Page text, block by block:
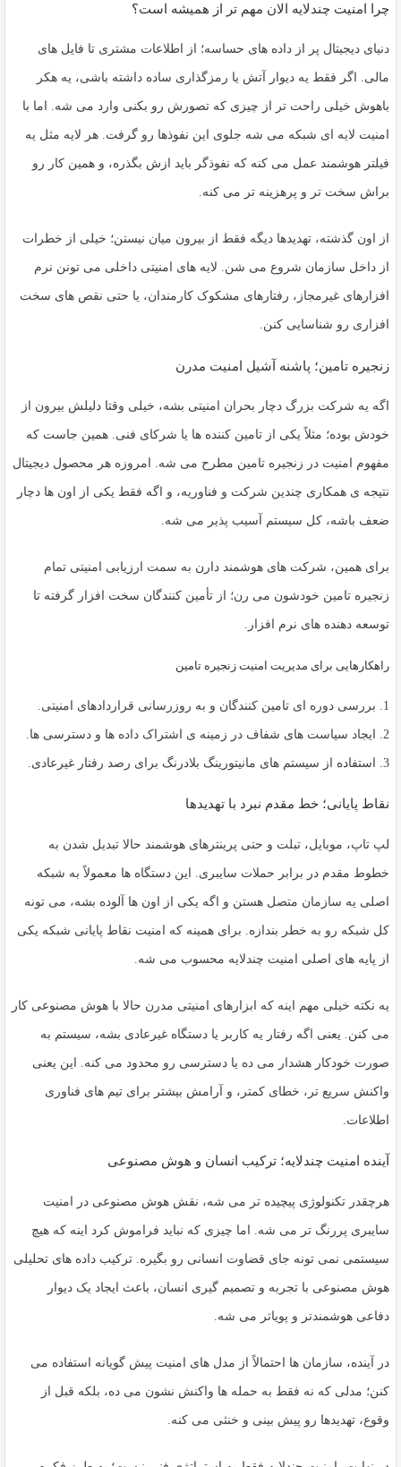
چرا امنیت چندلایه الان مهم تر از همیشه است؟
دنیای دیجیتال پر از داده های حساسه؛ از اطلاعات مشتری تا فایل های
مالی. اگر فقط یه دیوار آتش یا رمزگذاری ساده داشته باشی، یه هکر
باهوش خیلی راحت تر از چیزی که تصورش رو بکنی وارد می شه. اما با
امنیت لایه ای شبکه می شه جلوی این نفوذها رو گرفت. هر لایه مثل یه
فیلتر هوشمند عمل می کنه که نفوذگر باید ازش بگذره، و همین کار رو
براش سخت تر و پرهزینه تر می کنه.
از اون گذشته، تهدیدها دیگه فقط از بیرون میان نیستن؛ خیلی از خطرات
از داخل سازمان شروع می شن. لایه های امنیتی داخلی می تونن نرم
افزارهای غیرمجاز، رفتارهای مشکوک کارمندان، یا حتی نقص های سخت
افزاری رو شناسایی کنن.
زنجیره تامین؛ پاشنه آشیل امنیت مدرن
اگه یه شرکت بزرگ دچار بحران امنیتی بشه، خیلی وقتا دلیلش بیرون از
خودش بوده؛ مثلاً یکی از تامین کننده ها یا شرکای فنی. همین جاست که
مفهوم امنیت در زنجیره تامین مطرح می شه. امروزه هر محصول دیجیتال
نتیجه ی همکاری چندین شرکت و فناوریه، و اگه فقط یکی از اون ها دچار
ضعف باشه، کل سیستم آسیب پذیر می شه.
برای همین، شرکت های هوشمند دارن به سمت ارزیابی امنیتی تمام
زنجیره تامین خودشون می رن؛ از تأمین کنندگان سخت افزار گرفته تا
توسعه دهنده های نرم افزار.
راهکارهایی برای مدیریت امنیت زنجیره تامین
1. بررسی دوره ای تامین کنندگان و به روزرسانی قراردادهای امنیتی.
2. ایجاد سیاست های شفاف در زمینه ی اشتراک داده ها و دسترسی ها.
3. استفاده از سیستم های مانیتورینگ بلادرنگ برای رصد رفتار غیرعادی.
نقاط پایانی؛ خط مقدم نبرد با تهدیدها
لپ تاپ، موبایل، تبلت و حتی پرینترهای هوشمند حالا تبدیل شدن به
خطوط مقدم در برابر حملات سایبری. این دستگاه ها معمولاً به شبکه
اصلی یه سازمان متصل هستن و اگه یکی از اون ها آلوده بشه، می تونه
کل شبکه رو به خطر بندازه. برای همینه که امنیت نقاط پایانی شبکه یکی
از پایه های اصلی امنیت چندلایه محسوب می شه.
یه نکته خیلی مهم اینه که ابزارهای امنیتی مدرن حالا با هوش مصنوعی کار
می کنن. یعنی اگه رفتار یه کاربر یا دستگاه غیرعادی بشه، سیستم به
صورت خودکار هشدار می ده یا دسترسی رو محدود می کنه. این یعنی
واکنش سریع تر، خطای کمتر، و آرامش بیشتر برای تیم های فناوری
اطلاعات.
آینده امنیت چندلایه؛ ترکیب انسان و هوش مصنوعی
هرچقدر تکنولوژی پیچیده تر می شه، نقش هوش مصنوعی در امنیت
سایبری پررنگ تر می شه. اما چیزی که نباید فراموش کرد اینه که هیچ
سیستمی نمی تونه جای قضاوت انسانی رو بگیره. ترکیب داده های تحلیلی
هوش مصنوعی با تجربه و تصمیم گیری انسان، باعث ایجاد یک دیوار
دفاعی هوشمندتر و پویاتر می شه.
در آینده، سازمان ها احتمالاً از مدل های امنیت پیش گویانه استفاده می
کنن؛ مدلی که نه فقط به حمله ها واکنش نشون می ده، بلکه قبل از
وقوع، تهدیدها رو پیش بینی و خنثی می کنه.